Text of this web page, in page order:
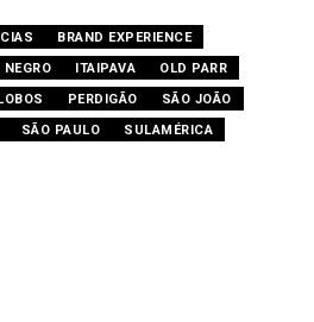
BRAND EXPERIENCE
NEGRO ITAIPAVA
OLD PARR
PERDIGÃO
SÃO JOÃO
SÃO PAULO
SULAMÉRICA